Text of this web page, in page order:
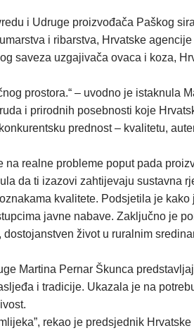
i Udruge proizvođača Paškog
i ribarstva, Hrvatske
saveza uzgajivača ovaca i koza,
prostora.“ – uvodno je istaknula
i prirodnih posebnosti koje
prednost – kvalitetu,
realne probleme poput pada
da ti izazovi zahtijevaju sustavna
kvalitete. Podsjetila je kako
javne nabave. Zaključno je
život u ruralnim
Martina Pernar Škunca
i tradicije. Ukazala je na
rekao je predsjednik